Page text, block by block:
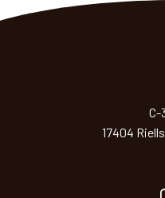
C-
17404